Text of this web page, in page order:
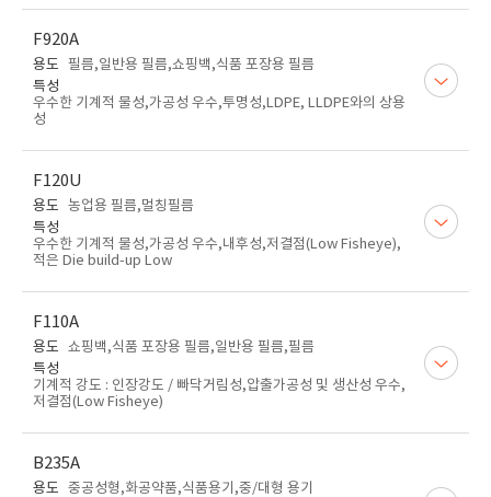
F920A
용도 필름,일반용 필름,쇼핑백,식품 포장용 필름
특성
우수한 기계적 물성,가공성 우수,투명성,LDPE, LLDPE와의 상용
성
F120U
용도 농업용 필름,멀칭필름
특성
우수한 기계적 물성,가공성 우수,내후성,저결점(Low Fisheye),
적은 Die build-up Low
F110A
용도 쇼핑백,식품 포장용 필름,일반용 필름,필름
특성
기계적 강도 : 인장강도 / 빠닥거림성,압출가공성 및 생산성 우수,
저결점(Low Fisheye)
B235A
용도 중공성형,화공약품,식품용기,중/대형 용기